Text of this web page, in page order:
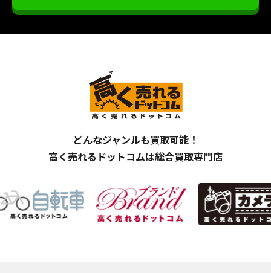
どんなジャンルも買取可能！
高く売れるドットコムは総合買取専門店